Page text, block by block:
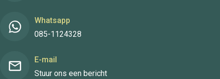
Whatsapp
085-1124328
E-mail
Stuur ons een bericht